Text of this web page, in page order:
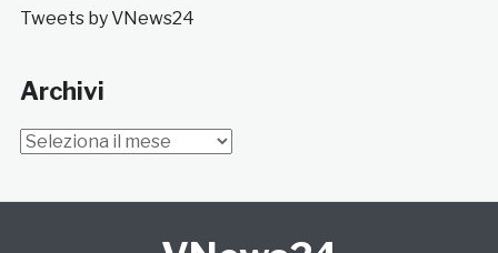
Tweets by VNews24
Archivi
Archivi